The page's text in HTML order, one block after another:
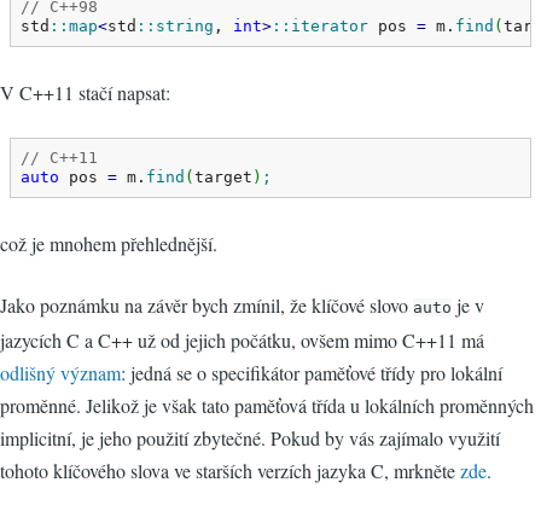
// C++98
std :: map<std :: string , int> :: iterator pos = m. find (
V C++11 stačí napsat:
// C++11
auto pos = m. find ( target ) ;
což je mnohem přehlednější.
Jako poznámku na závěr bych zmínil, že klíčové slovo auto je v
jazycích C a C++ už od jejich počátku, ovšem mimo C++11 má
odlišný význam: jedná se o specifikátor paměťové třídy pro lokální
proměnné. Jelikož je však tato paměťová třída u lokálních proměnných
implicitní, je jeho použití zbytečné. Pokud by vás zajímalo využití
tohoto klíčového slova ve starších verzích jazyka C, mrknětezde.